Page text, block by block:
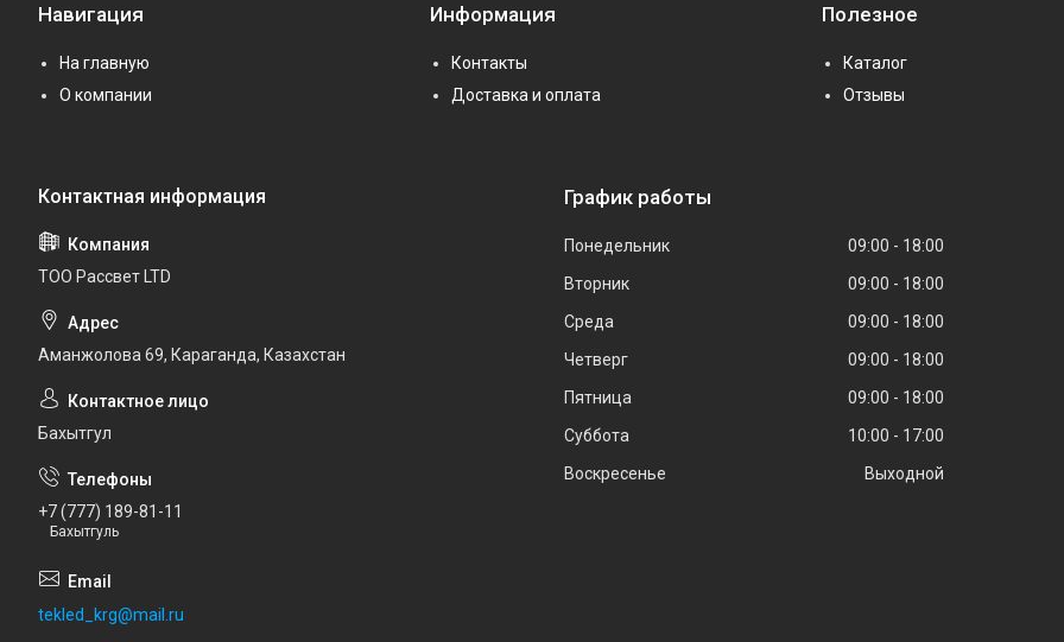
Навигация
На главную
О компании
Информация
Контакты
Доставка и оплата
Полезное
Каталог
Отзывы
ТОО Рассвет LTD
Аманжолова 69, Караганда, Казахстан
Бахытгул
+7 (777) 189-81-11
Бахытгуль
tekled_krg@mail.ru
График работы
Понедельник 09:00
18:00
Вторник
09:00
18:00
Среда
09:00
18:00
Четверг
09:00
18:00
Пятница
09:00
18:00
Суббота
10:00
17:00
Воскресенье
Выходной